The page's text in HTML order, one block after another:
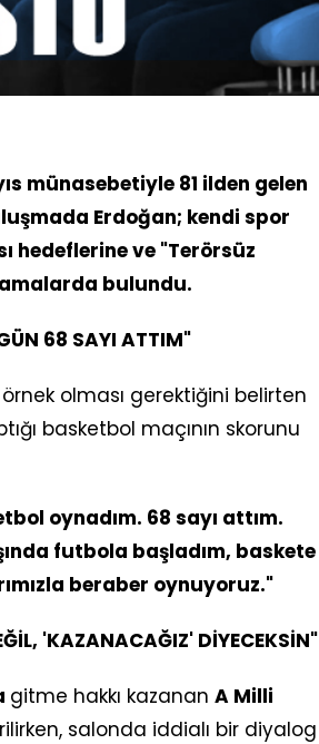
münasebetiyle 81 ilden gelen
Erdoğan; kendi spor
hedeflerine ve "Terörsüz
bulundu.
68 SAYI ATTIM"
olması gerektiğini belirten
basketbol maçının skorunu
oynadım. 68 sayı attım.
futbola başladım, baskete
beraber oynuyoruz."
'KAZANACAĞIZ' DİYECEKSİN"
gitme hakkı kazanan A Milli
salonda iddialı bir diyalog